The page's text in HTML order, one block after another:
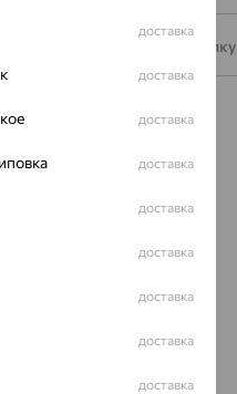
Подписаться на рассылку
2
доставка
доставка
доставка
доставка
доставка
доставка
доставка
доставка
доставка